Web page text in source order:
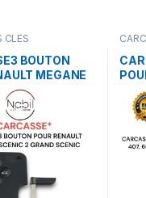
CLES
BOUTON
MEGANE
GRAND
C6